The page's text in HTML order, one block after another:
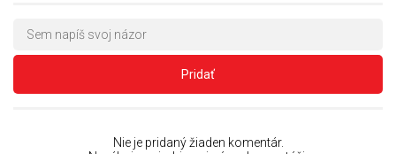
Pridať
Nie je pridaný žiaden komentár.